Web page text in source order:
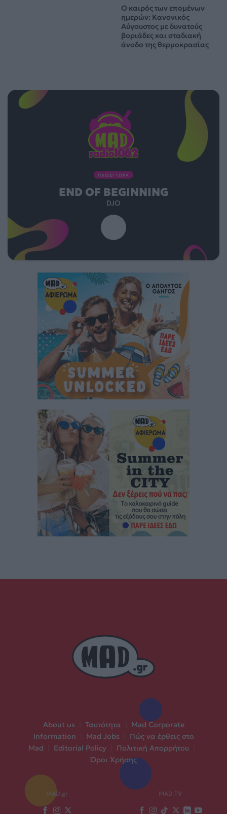
Ο καιρός των επομένων
ημερών: Κανονικός
Αύγουστος με δυνατούς
βοριάδες και σταδιακή
άνοδο της θερμοκρασίας
ΠΑΙΖΕΙ ΤΩΡΑ
END OF BEGINNING
DJO
About us Ταυτότητα
Mad Corporate
Information
Mad Jobs
Πώς να έρθεις στο
Mad
Editorial Policy Πολιτική Απορρήτου
Όροι Χρήσης
MAD.gr MAD TV